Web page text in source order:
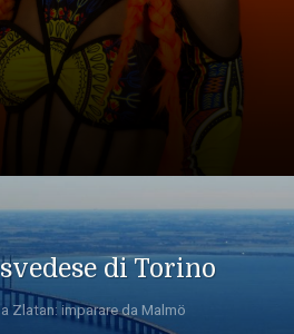
di Torino
Zlatan: imparare da Malmö